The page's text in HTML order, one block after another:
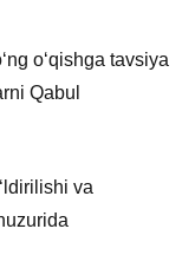
oʻqishga tavsiya
Qabul
va